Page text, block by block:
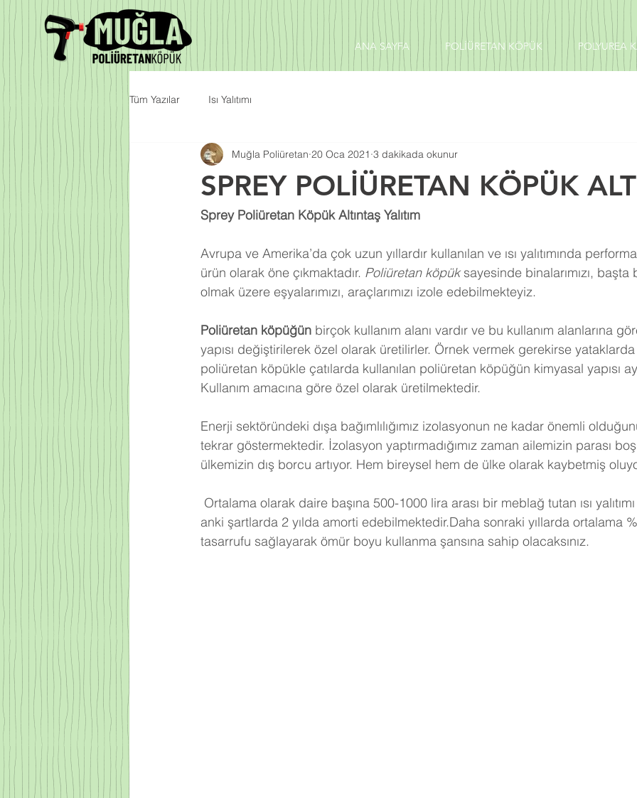
ANA SAYFA POLİÜRETAN KÖPÜK POLYUREA
Tüm Yazılar Isı Yalıtımı
SPREY POLİÜRETAN KÖPÜK
Muğla Poliüretan 20 Oca 2021 3 dakikada okunur
Sprey Poliüretan Köpük Altıntaş Yalıtım
Avrupa ve Amerika’da çok uzun yıllardır kullanılan ve ısı yalıtımında
ürün olarak öne çıkmaktadır. Poliüretan köpük sayesinde binalarımızı, başta
olmak üzere eşyalarımızı, araçlarımızı izole edebilmekteyiz.
Poliüretan köpüğün birçok kullanım alanı vardır ve bu kullanım alanlarına
yapısı değiştirilerek özel olarak üretilirler. Örnek vermek gerekirse
poliüretan köpükle çatılarda kullanılan poliüretan köpüğün kimyasal yapısı
Kullanım amacına göre özel olarak üretilmektedir.
Enerji sektöründeki dışa bağımlılığımız izolasyonun ne kadar önemli
tekrar göstermektedir. İzolasyon yaptırmadığımız zaman ailemizin parası
ülkemizin dış borcu artıyor. Hem bireysel hem de ülke olarak kaybetmiş
Ortalama olarak daire başına 500-1000 lira arası bir meblağ tutan ısı
anki şartlarda 2 yılda amorti edebilmektedir.Daha sonraki yıllarda ortalama
tasarrufu sağlayarak ömür boyu kullanma şansına sahip olacaksınız.